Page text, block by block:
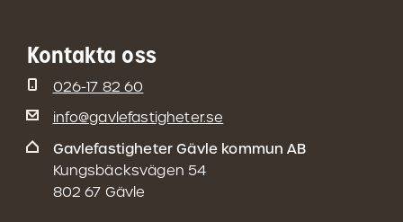
Kontakta oss
026-17 82 60
info@gavlefastigheter.se
Gavlefastigheter Gävle kommun AB
Kungsbäcksvägen 54
802 67 Gävle